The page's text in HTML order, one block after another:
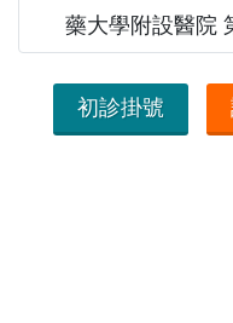
初診掛號